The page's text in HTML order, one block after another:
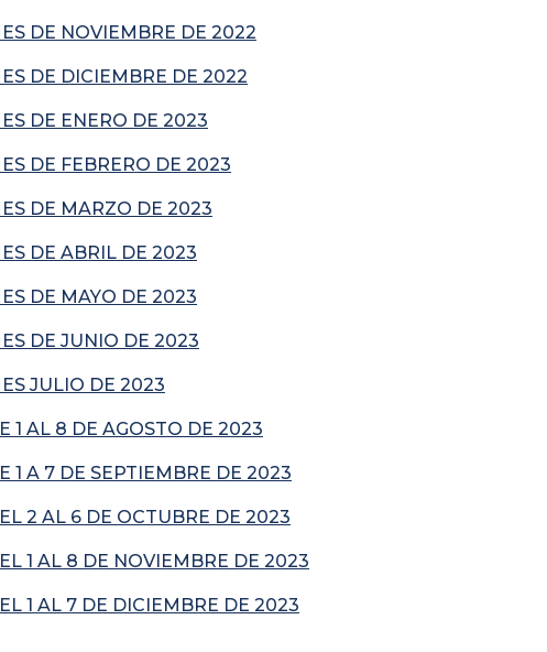
DE NOVIEMBRE DE 2022
DE DICIEMBRE DE 2022
DE ENERO DE 2023
DE FEBRERO DE 2023
DE MARZO DE 2023
DE ABRIL DE 2023
DE MAYO DE 2023
DE JUNIO DE 2023
JULIO DE 2023
1 AL 8 DE AGOSTO DE 2023
1 A 7 DE SEPTIEMBRE DE 2023
2 AL 6 DE OCTUBRE DE 2023
1 AL 8 DE NOVIEMBRE DE 2023
1 AL 7 DE DICIEMBRE DE 2023